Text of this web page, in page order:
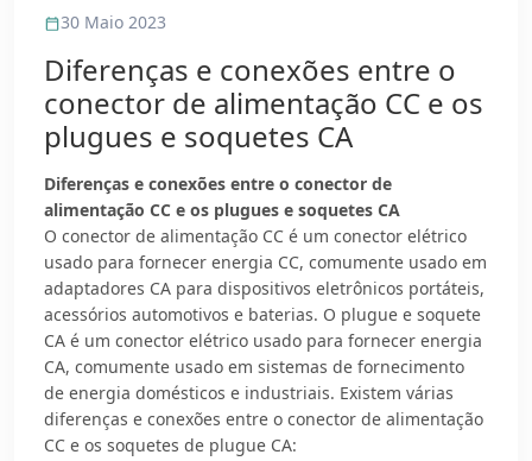
30 Maio 2023
Diferenças e conexões entre o
conector de alimentação CC e os
plugues e soquetes CA
Diferenças e conexões entre o conector de
alimentação CC e os plugues e soquetes CA
O conector de alimentação CC é um conector elétrico
usado para fornecer energia CC, comumente usado em
adaptadores CA para dispositivos eletrônicos portáteis,
acessórios automotivos e baterias. O plugue e soquete
CA é um conector elétrico usado para fornecer energia
CA, comumente usado em sistemas de fornecimento
de energia domésticos e industriais. Existem várias
diferenças e conexões entre o conector de alimentação
CC e os soquetes de plugue CA: